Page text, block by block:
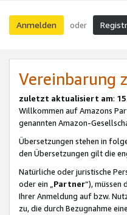
Anmelden oder
Vereinbarung
zuletzt aktualisiert am:
Willkommen auf Amazons
genannten Amazon-
Übersetzungen stehen in
den Übersetzungen gilt die
Natürliche oder juristische
oder ein „Partner“), müssen
Ihrer Anmeldung auf bzw.
zu, die durch Bezugnahme